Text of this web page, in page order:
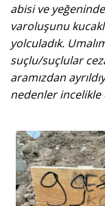
abisi ve
varoluşunu
yolculadık.
suçlu/suçlular
aramızdan
nedenler incelikle